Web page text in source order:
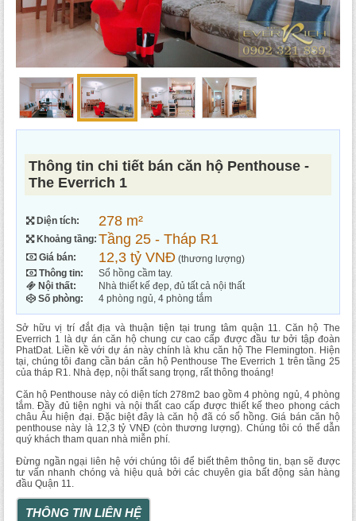
Thông tin chi tiết bán căn hộ Penthouse -
The Everrich 1
Diện tích: 278 m²
Khoảng tầng: Tầng 25 - Tháp R1
Giá bán: 12,3 tỷ VNĐ (thương lượng)
Thông tin:
Sổ hồng cầm tay.
Nội thất:
Nhà thiết kế đẹp, đủ tất cả nội thất
Số phòng:
4 phòng ngủ, 4 phòng tắm
Sở hữu vị trí đắt địa và thuận tiện tại trung tâm quận 11. Căn hộ The
Everrich 1 là dự án căn hộ chung cư cao cấp được đầu tư bởi tập đoàn
PhatDat. Liền kề với dự án này chính là khu căn hộ The Flemington. Hiện
tại, chúng tôi đang cần bán căn hộ Penthouse The Everrich 1 trên tầng 25
của tháp R1. Nhà đẹp, nội thất sang trọng, rất thông thoáng!
Căn hộ Penthouse này có diện tích 278m2 bao gồm 4 phòng ngủ, 4 phòng
tắm. Đầy đủ tiện nghi và nội thất cao cấp được thiết kế theo phong cách
châu Âu hiện đại. Đặc biệt đây là căn hộ đã có sổ hồng. Giá bán căn hộ
penthouse này là 12,3 tỷ VNĐ (còn thương lượng). Chúng tôi có thể dẫn
quý khách tham quan nhà miễn phí.
Đừng ngần ngại liên hệ với chúng tôi để biết thêm thông tin, bạn sẽ được
tư vấn nhanh chóng và hiệu quả bởi các chuyên gia bất động sản hàng
đầu Quận 11.
THÔNG TIN LIÊN HỆ